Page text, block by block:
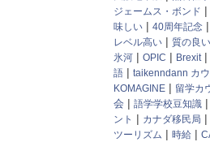
ジェームス・ボンド |
味しい | 40周年記念 |
レベル高い | 質の良
氷河 | OPIC | Brexit |
語 | taikenndann カ
KOMAGINE | 留学カ
会 | 語学学校豆知識 |
ント | カナダ移民局 |
ツーリズム | 時給 |